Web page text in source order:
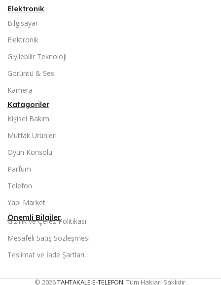
Elektronik
Bilgisayar
Elektronik
Giyilebilir Teknoloji
Görüntü & Ses
Kamera
Katagoriler
Kişisel Bakım
Mutfak Ürünleri
Oyun Konsolu
Parfum
Telefon
Yapı Market
Önemli Bilgiler
Gizlilik ve Çerez Politikası
Mesafeli Satış Sözleşmesi
Teslimat ve İade Şartları
© 2026TAHTAKALE E-TELEFON. Tüm Hakları Saklıdır.